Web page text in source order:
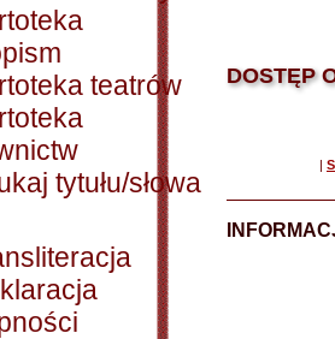
teatrów
tytułu/słowa
DOSTĘP
|